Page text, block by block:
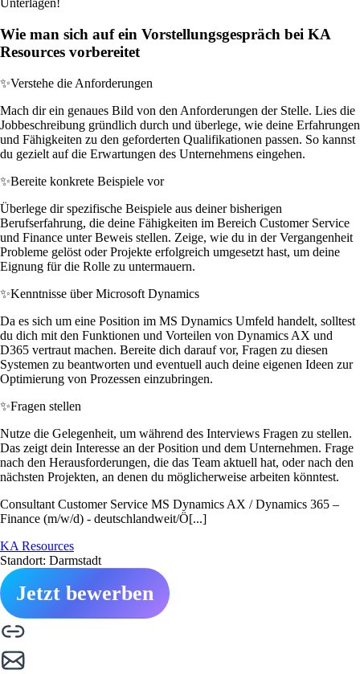
Unterlagen!
Wie man sich auf ein Vorstellungsgespräch bei KA
Resources vorbereitet
✨Verstehe die Anforderungen
Mach dir ein genaues Bild von den Anforderungen der Stelle. Lies die
Jobbeschreibung gründlich durch und überlege, wie deine Erfahrungen
und Fähigkeiten zu den geforderten Qualifikationen passen. So kannst
du gezielt auf die Erwartungen des Unternehmens eingehen.
✨Bereite konkrete Beispiele vor
Überlege dir spezifische Beispiele aus deiner bisherigen
Berufserfahrung, die deine Fähigkeiten im Bereich Customer Service
und Finance unter Beweis stellen. Zeige, wie du in der Vergangenheit
Probleme gelöst oder Projekte erfolgreich umgesetzt hast, um deine
Eignung für die Rolle zu untermauern.
✨Kenntnisse über Microsoft Dynamics
Da es sich um eine Position im MS Dynamics Umfeld handelt, solltest
du dich mit den Funktionen und Vorteilen von Dynamics AX und
D365 vertraut machen. Bereite dich darauf vor, Fragen zu diesen
Systemen zu beantworten und eventuell auch deine eigenen Ideen zur
Optimierung von Prozessen einzubringen.
✨Fragen stellen
Nutze die Gelegenheit, um während des Interviews Fragen zu stellen.
Das zeigt dein Interesse an der Position und dem Unternehmen. Frage
nach den Herausforderungen, die das Team aktuell hat, oder nach den
nächsten Projekten, an denen du möglicherweise arbeiten könntest.
Consultant Customer Service MS Dynamics AX / Dynamics 365 –
Finance (m/w/d) - deutschlandweit/Ö[...]
KA Resources
Standort: Darmstadt
Jetzt bewerben